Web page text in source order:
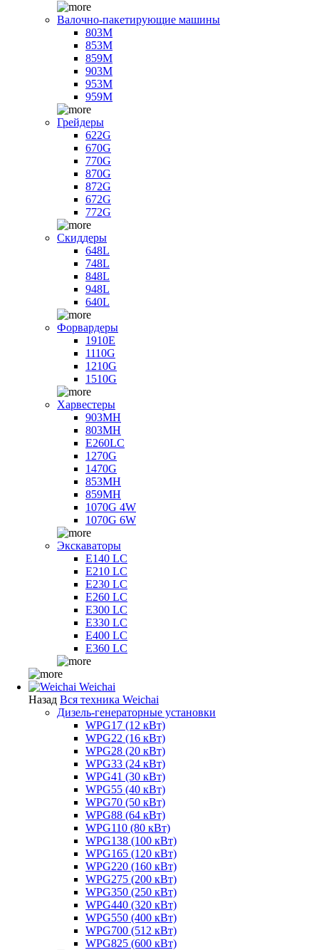
Валочно-пакетирующие машины
803M
853M
859M
903M
953M
959M
Грейдеры
622G
670G
770G
870G
872G
672G
772G
Скиддеры
648L
748L
848L
948L
640L
Форвардеры
1910E
1110G
1210G
1510G
Харвестеры
903MH
803MH
E260LC
1270G
1470G
853MH
859MH
1070G 4W
1070G 6W
Экскаваторы
E140 LC
E210 LC
E230 LC
E260 LC
E300 LC
E330 LC
E400 LC
E360 LC
Weichai
Назад Вся техника Weichai
Дизель-генераторные установки
WPG17 (12 кВт)
WPG22 (16 кВт)
WPG28 (20 кВт)
WPG33 (24 кВт)
WPG41 (30 кВт)
WPG55 (40 кВт)
WPG70 (50 кВт)
WPG88 (64 кВт)
WPG110 (80 кВт)
WPG138 (100 кВт)
WPG165 (120 кВт)
WPG220 (160 кВт)
WPG275 (200 кВт)
WPG350 (250 кВт)
WPG440 (320 кВт)
WPG550 (400 кВт)
WPG700 (512 кВт)
WPG825 (600 кВт)